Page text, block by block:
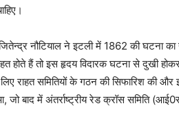
जितेन्द्र नौटियाल ने इटली में 1862 की घटना
होते हैं तो इस हृदय विदारक घटना से दुखी
राहत समितियों के गठन की सिफारिश की और
जो बाद में अंतर्राष्ट्रीय रेड क्रॉस समिति